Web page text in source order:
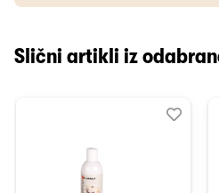
Slični artikli iz
Dodaj